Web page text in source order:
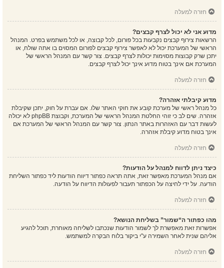
חזרה למעלה
מדוע אני לא יכול לצרף קבצים?
הרשאות צירוף קבצים נקבעות בכל פורום, לכל קבוצה, או לכל משתמש בפרט. המנהל
הראשי של המערכת יכול לא לאפשר צירוף קבצים לפורום המסוים בו אתה שולח, או
יתכן שרק קבוצות מסוימות יכולות לצרף קבצים. צור קשר עם המנהל הראשי של
המערכת אם אינך בטוח מדוע אינך יכול לצרף קבצים.
חזרה למעלה
מדוע קיבלתי אזהרה?
כל מנהל ראשי של מערכת קובע את חוקי האתר שלו. אם עברת על חוק, יתכן שקיבלת
אזהרה. שים לב כי זוהי החלטת המנהל הראשי של המערכת, וקבוצת phpBB לא יכולה
לעשות דבר עם האזהרות באתר הנתון. צור קשר עם המנהל הראשי של המערכת אם
אינך בטוח מדוע קיבלת אזהרה.
חזרה למעלה
כיצד ניתן לדווח למנהל על הודעות?
אם מנהל המערכת מאפשר זאת, אתה תראה כפתור דיווח הודעות ליד כפתור השליחת
הודעה. על ידי לחיצה על הכפתור תעבור לפעולות הדיווח על הודעה.
חזרה למעלה
מהו כפתור ה“שמור” בשליחת הנושא?
אפשרות זאת מאפשרת לך לשמור הודעות שנכתבו לשליחה מאוחרת, תוכל להגיע
אליהם שנית לאחר השמירה ע"י ביקור בלוח הבקרה למשתמש.
חזרה למעלה